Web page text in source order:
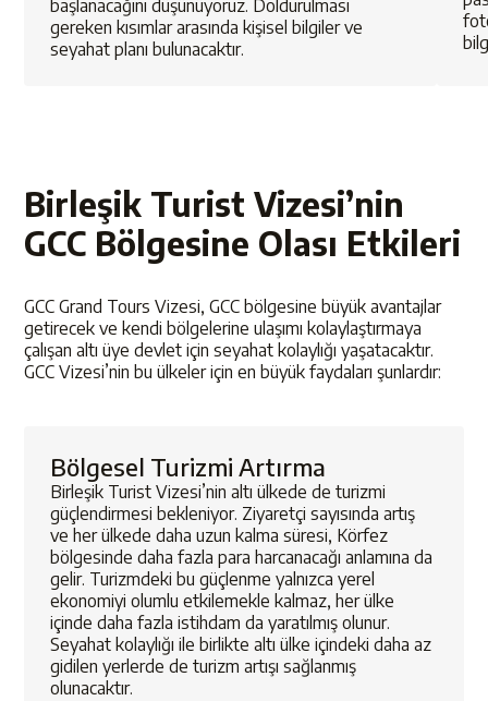
başlanacağını düşünüyoruz. Doldurulması
gereken kısımlar arasında kişisel bilgiler ve
seyahat planı bulunacaktır.
Birleşik Turist Vizesi’nin
GCC Bölgesine Olası Etkileri
GCC Grand Tours Vizesi, GCC bölgesine büyük avantajlar
getirecek ve kendi bölgelerine ulaşımı kolaylaştırmaya
çalışan altı üye devlet için seyahat kolaylığı yaşatacaktır.
GCC Vizesi’nin bu ülkeler için en büyük faydaları şunlardır:
Bölgesel Turizmi Artırma
Birleşik Turist Vizesi’nin altı ülkede de turizmi
güçlendirmesi bekleniyor. Ziyaretçi sayısında artış
ve her ülkede daha uzun kalma süresi, Körfez
bölgesinde daha fazla para harcanacağı anlamına da
gelir. Turizmdeki bu güçlenme yalnızca yerel
ekonomiyi olumlu etkilemekle kalmaz, her ülke
içinde daha fazla istihdam da yaratılmış olunur.
Seyahat kolaylığı ile birlikte altı ülke içindeki daha az
gidilen yerlerde de turizm artışı sağlanmış
olunacaktır.